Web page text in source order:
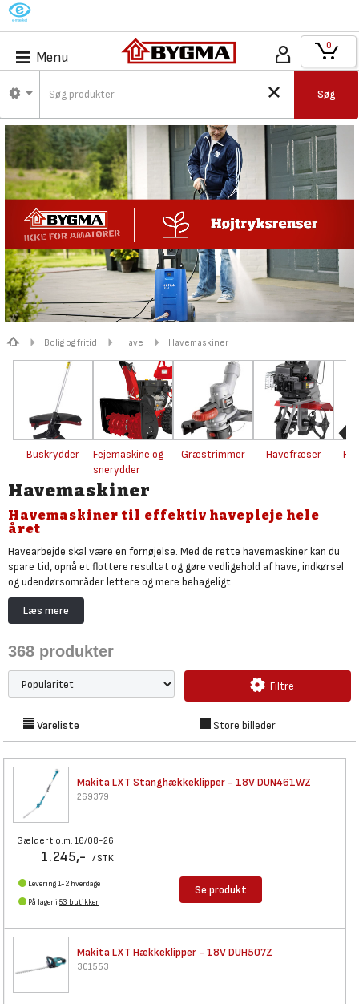
M
Menu
Søg
0
Bolig og fritid Have Havemaskiner
Buskrydder
Fejemaskine og
snerydder
Græstrimmer Havefræser
Havemaskiner
Havemaskiner til effektiv havepleje hele
året
Havearbejde skal være en fornøjelse. Med de rette havemaskiner kan du
spare tid, opnå et flottere resultat og gøre vedligehold af have, indkørsel
og udendørsområder lettere og mere behageligt.
Hos Bygma finder du et stort udvalg af havemaskiner i bedste kvalitet,
der er velegnet til både privat og professionelt brug – fra batteridrevne
når du har brug for at kunne arbejde uden batterier der løber tør for
Uanset om du har en lille byhave eller et stort villakvarter med mange
kvadratmeter, kan du sammensætte de maskiner, der passer præcist til
dine behov. Vælg mellem velkendte mærker som Makita, DEWALT, Ryobi,
Læs mere
368 produkter
Filtre
Vareliste Store billeder
Makita LXT Stanghækkeklipper - 18V DUN461WZ
269379
Gælder t.o.m. 16/08-26
1.245,- / STK
Levering 1-2 hverdage
På lager i 53 butikker
Se produkt
Makita LXT Hækkeklipper - 18VDUH507Z
301553